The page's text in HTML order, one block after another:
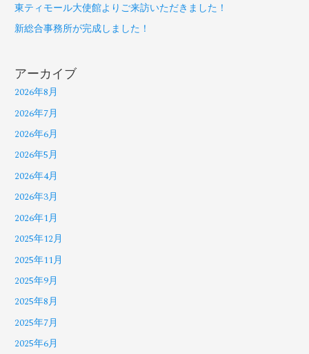
東ティモール大使館よりご来訪いただきました！
新総合事務所が完成しました！
アーカイブ
2026年8月
2026年7月
2026年6月
2026年5月
2026年4月
2026年3月
2026年1月
2025年12月
2025年11月
2025年9月
2025年8月
2025年7月
2025年6月